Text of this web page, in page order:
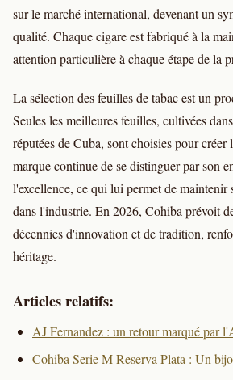
sur le marché international, devenant un
qualité. Chaque cigare est fabriqué à la
attention particulière à chaque étape de la
La sélection des feuilles de tabac est un
Seules les meilleures feuilles, cultivées
réputées de Cuba, sont choisies pour
marque continue de se distinguer par son
l'excellence, ce qui lui permet de maintenir
dans l'industrie. En 2026, Cohiba prévoit
décennies d'innovation et de tradition,
héritage.
Articles relatifs:
AJ Fernandez : un retour marqué par
Cohiba Serie M Reserva Plata : Un